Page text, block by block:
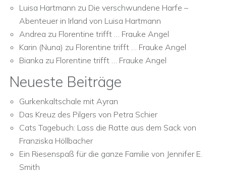
Luisa Hartmann zu Die verschwundene Harfe –
Abenteuer in Irland von Luisa Hartmann
Andrea zu Florentine trifft … Frauke Angel
Karin (Nuna) zu Florentine trifft … Frauke Angel
Bianka zu Florentine trifft … Frauke Angel
Neueste Beiträge
Gurkenkaltschale mit Ayran
Das Kreuz des Pilgers von Petra Schier
Cats Tagebuch: Lass die Ratte aus dem Sack von
Franziska Höllbacher
Ein Riesenspaß für die ganze Familie von Jennifer E.
Smith